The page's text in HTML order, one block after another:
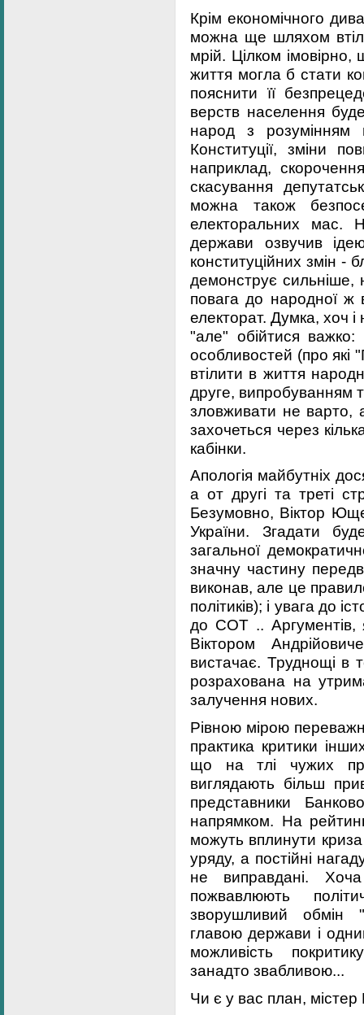
Крім економічного
можна ще шляхом
мрій. Цілком
життя могла б стати
пояснити її
верств населення
народ з розумінням
Конституції, зміни
наприклад,
скасування
можна також
електоральних
держави озвучив
конституційних змін -
демонструє сильніше,
повага до народної ж
електорат. Думка, хоч і
"але" обійтися
особливостей (про які
втілити в життя
друге, випробуванням
зловживати не варто,
захочеться через
кабінки.
Апологія майбутніх
а от другі та треті
Безумовно, Віктор
України. Згадати
загальної
значну частину
виконав, але це
політиків); і увага до
до СОТ .. Аргументів,
Віктором
вистачає. Труднощі в
розрахована на
залучення нових.
Рівною мірою
практика критики
що на тлі чужих
виглядають більш
представники
напрямком. На
можуть вплинути
уряду, а постійні
не виправдані.
пожвавлюють
зворушливий обмін
главою держави і
можливість
занадто звабливою...
Чи є у вас план,